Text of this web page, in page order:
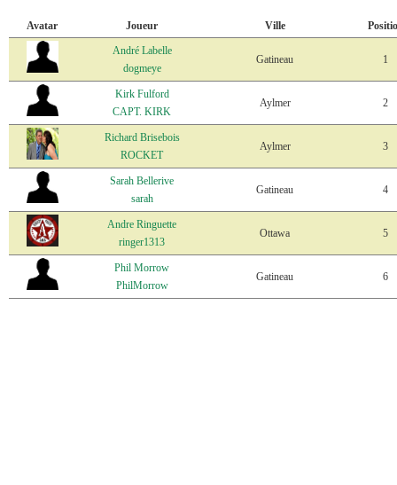
Avatar Joueur Ville
André Labelle
dogmeye
Gatineau 1
Kirk Fulford
CAPT. KIRK
Aylmer 2
Richard Brisebois
ROCKET
Aylmer 3
Sarah Bellerive
sarah
Gatineau 4
Andre Ringuette
ringer1313
Ottawa 5
Phil Morrow
PhilMorrow
Gatineau 6